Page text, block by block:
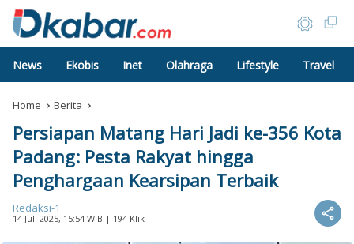
News Ekobis Inet Olahraga Lifestyle Travel
Home Berita
Persiapan Matang Hari Jadi ke-356 Kota
Padang: Pesta Rakyat hingga
Penghargaan Kearsipan Terbaik
Redaksi-1
14 Juli 2025, 15:54 WIB | 194 Klik